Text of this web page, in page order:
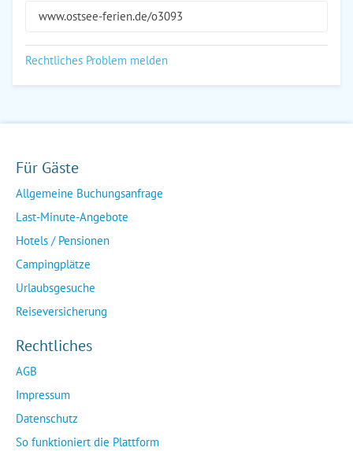
www.ostsee-ferien.de/o3093
Rechtliches Problem melden
Für Gäste
Allgemeine Buchungsanfrage
Last-Minute-Angebote
Hotels / Pensionen
Campingplätze
Urlaubsgesuche
Reiseversicherung
Rechtliches
AGB
Impressum
Datenschutz
So funktioniert die Plattform